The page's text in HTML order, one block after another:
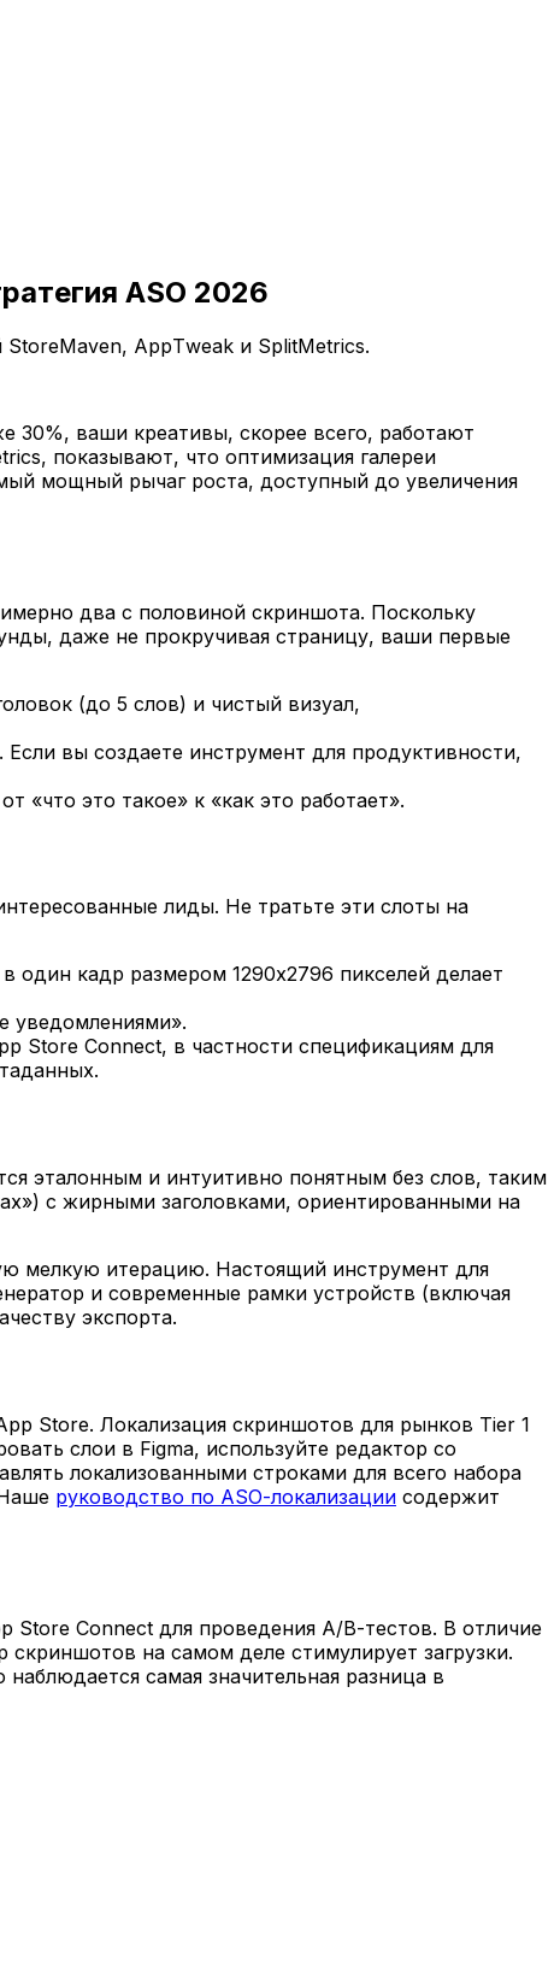
ASO 2026
AppTweak и SplitMetrics.
30%, ваши креативы, скорее всего, работают
показывают, что оптимизация галереи
мощный рычаг роста, доступный до увеличения
два с половиной скриншота. Поскольку
даже не прокручивая страницу, ваши первые
(до 5 слов) и чистый визуал,
Если вы создаете инструмент для продуктивности,
«что это такое» к «как это работает».
лиды. Не тратьте эти слоты на
один кадр размером 1290x2796 пикселей делает
уведомлениями».
Store Connect, в частности спецификациям для
эталонным и интуитивно понятным без слов, таким
с жирными заголовками, ориентированными на
мелкую итерацию. Настоящий инструмент для
и современные рамки устройств (включая
экспорта.
Store. Локализация скриншотов для рынков Tier 1
слои в Figma, используйте редактор со
локализованными строками для всего набора
руководство по ASO-локализации содержит
Store Connect для проведения A/B-тестов. В отличие
на самом деле стимулирует загрузки.
самая значительная разница в